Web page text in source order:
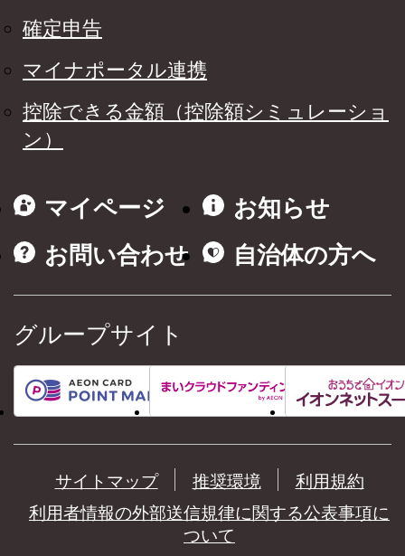
確定申告
マイナポータル連携
控除できる金額（控除額シミュレーショ
ン）
マイページ
お知らせ
お問い合わせ
自治体の方へ
グループサイト
サイトマップ 推奨環境
利用規約
利用者情報の外部送信規律に関する公表事項に
ついて